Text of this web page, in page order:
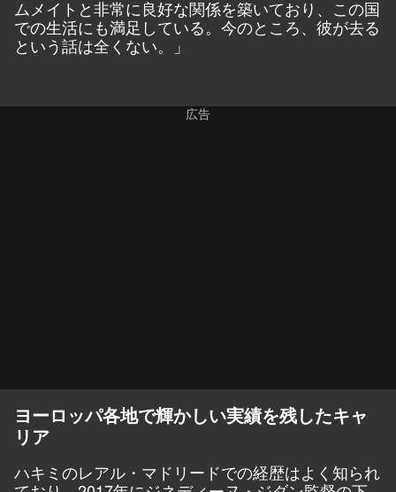
ムメイトと非常に良好な関係を築いており、この国
での生活にも満足している。今のところ、彼が去る
という話は全くない。」
ヨーロッパ各地で輝かしい実績を残したキャ
リア
ハキミのレアル・マドリードでの経歴はよく知られ